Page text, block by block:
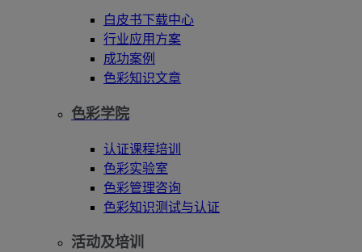
白皮书下载中心
行业应用方案
成功案例
色彩知识文章
色彩学院
认证课程培训
色彩实验室
色彩管理咨询
色彩知识测试与认证
活动及培训